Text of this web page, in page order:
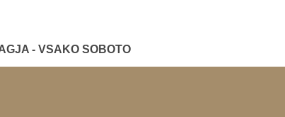
- VSAKO SOBOTO